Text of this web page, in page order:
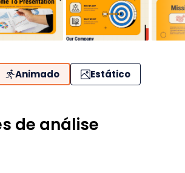
Animado Estático
de análise